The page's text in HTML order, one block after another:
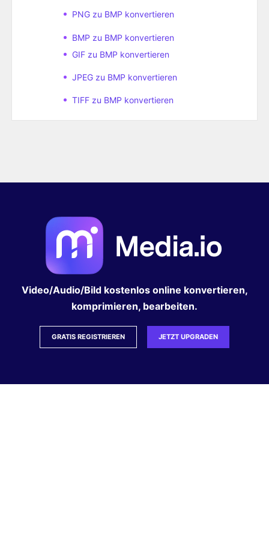
PNG zu BMP konvertieren
BMP zu BMP konvertieren
GIF zu BMP konvertieren
JPEG zu BMP konvertieren
TIFF zu BMP konvertieren
Video/Audio/Bild kostenlos online konvertieren,
komprimieren, bearbeiten.
GRATIS REGISTRIEREN JETZT UPGRADEN